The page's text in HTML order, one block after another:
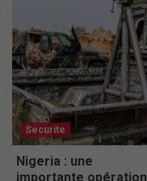
Securite
Nigeria : une
importante opération